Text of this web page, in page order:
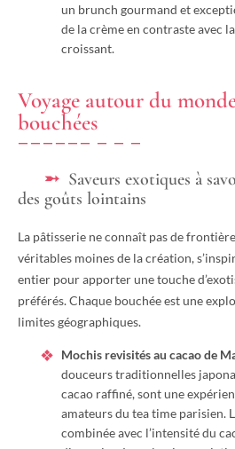
un brunch gourmand et
de la crème en contraste avec
croissant.
Voyage autour du
bouchées
Saveurs exotiques à
des goûts lointains
La pâtisserie ne connaît pas de
véritables moines de la création,
entier pour apporter une touche
préférés. Chaque bouchée est une
limites géographiques.
Mochis revisités au cacao de
douceurs traditionnelles
cacao raffiné, sont une
amateurs du tea time parisien.
combinée avec l’intensité du